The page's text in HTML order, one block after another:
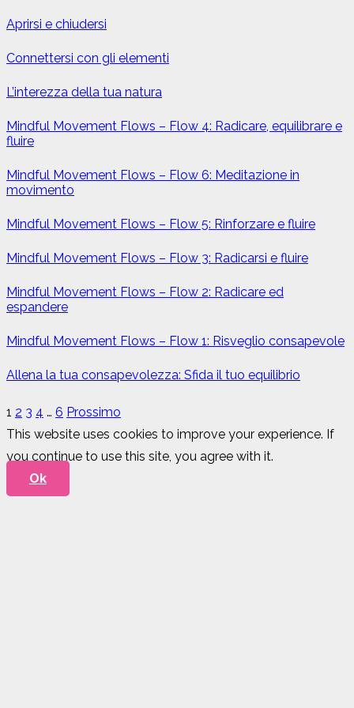
Aprirsi e chiudersi
Connettersi con gli elementi
L’interezza della tua natura
Mindful Movement Flows – Flow 4: Radicare, equilibrare e
fluire
Mindful Movement Flows – Flow 6: Meditazione in
movimento
Mindful Movement Flows – Flow 5: Rinforzare e fluire
Mindful Movement Flows – Flow 3: Radicarsi e fluire
Mindful Movement Flows – Flow 2: Radicare ed
espandere
Mindful Movement Flows – Flow 1: Risveglio consapevole
Allena la tua consapevolezza: Sfida il tuo equilibrio
1 2 3 4 … 6 Prossimo
This website uses cookies to improve your experience. If
you continue to use this site, you agree with it.
Ok